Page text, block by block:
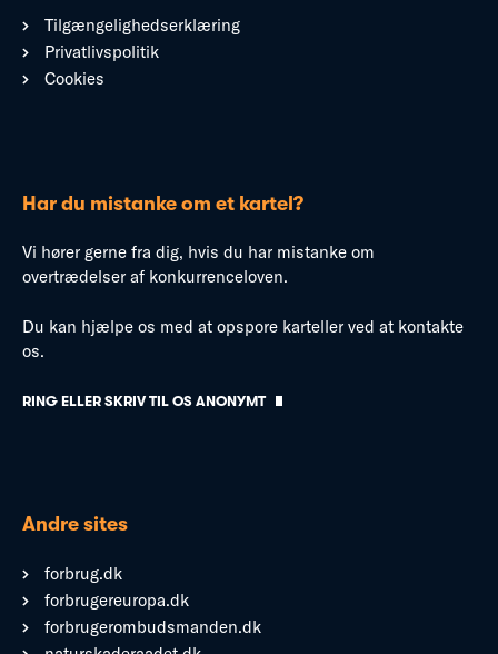
Tilgængelighedserklæring
Privatlivspolitik
Cookies
Har du mistanke om et kartel?
Vi hører gerne fra dig, hvis du har mistanke om
overtrædelser af konkurrenceloven.
Du kan hjælpe os med at opspore karteller ved at kontakte
os.
RING ELLER SKRIV TIL OS ANONYMT
Andre sites
forbrug.dk
forbrugereuropa.dk
forbrugerombudsmanden.dk